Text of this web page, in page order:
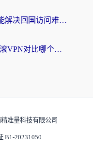
海外党必看：yy vpn真能解决回国访问难题？附云极initap测评+免费方案对比
穿梭VPN好用吗？和快滚VPN对比哪个回国效果更好？海外党选回国加速器必看指南
准量科技有限公司
B1-20231050